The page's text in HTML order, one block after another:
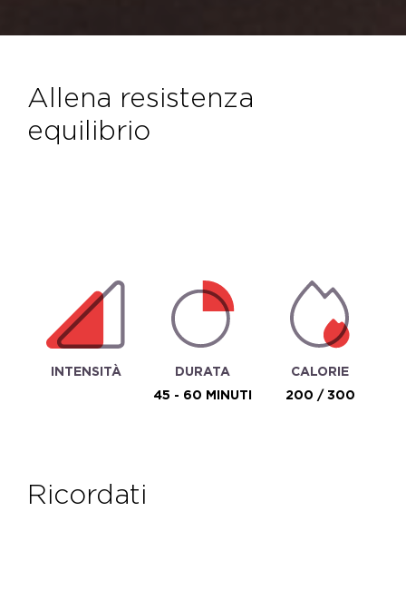
allena resistenza
equilibrio
INTENSITÀ
DURATA
45 - 60 MINUTI
CALORIE
200 / 300
ricordati